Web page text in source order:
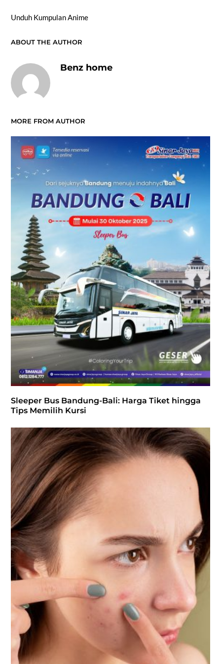
Unduh Kumpulan Anime
ABOUT THE AUTHOR
Benz home
MORE FROM AUTHOR
Sleeper Bus Bandung-Bali: Harga Tiket hingga
Tips Memilih Kursi